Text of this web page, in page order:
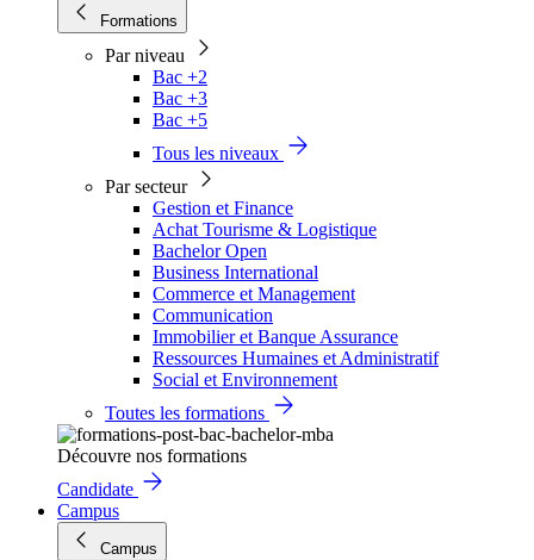
Formations
Par niveau
Bac +2
Bac +3
Bac +5
Tous les niveaux
Par secteur
Gestion et Finance
Achat Tourisme & Logistique
Bachelor Open
Business International
Commerce et Management
Communication
Immobilier et Banque Assurance
Ressources Humaines et Administratif
Social et Environnement
Toutes les formations
Découvre nos formations
Candidate
Campus
Campus